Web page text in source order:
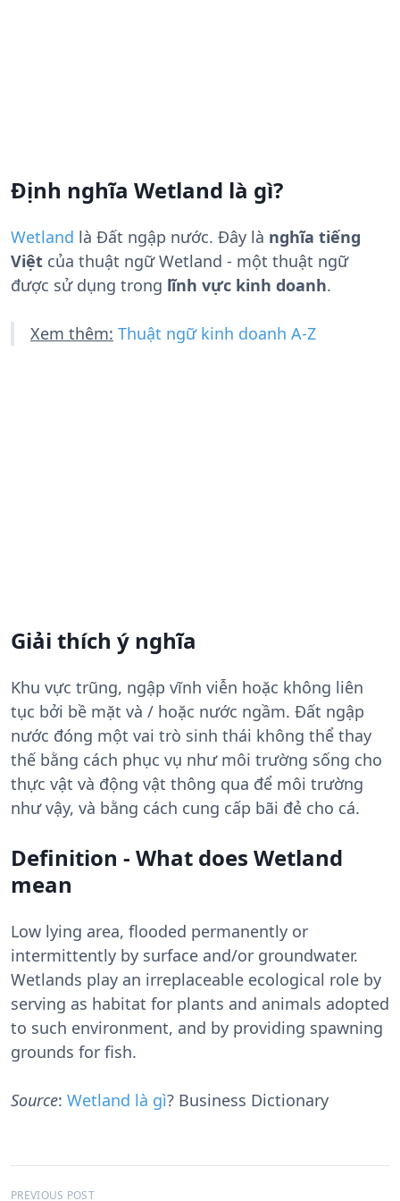
Định nghĩa Wetland là gì?
Wetland là Đất ngập nước. Đây là nghĩa tiếng
Việt của thuật ngữ Wetland - một thuật ngữ
được sử dụng trong lĩnh vực kinh doanh.
Xem thêm: Thuật ngữ kinh doanh A-Z
Giải thích ý nghĩa
Khu vực trũng, ngập vĩnh viễn hoặc không liên
tục bởi bề mặt và / hoặc nước ngầm. Đất ngập
nước đóng một vai trò sinh thái không thể thay
thế bằng cách phục vụ như môi trường sống cho
thực vật và động vật thông qua để môi trường
như vậy, và bằng cách cung cấp bãi đẻ cho cá.
Definition - What does Wetland
mean
Low lying area, flooded permanently or
intermittently by surface and/or groundwater.
Wetlands play an irreplaceable ecological role by
serving as habitat for plants and animals adopted
to such environment, and by providing spawning
grounds for fish.
Source: Wetland là gì? Business Dictionary
PREVIOUS POST